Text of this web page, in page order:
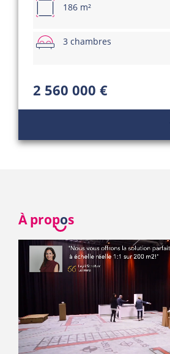
186 m²
3 chambres
2 560 000 €
À propos